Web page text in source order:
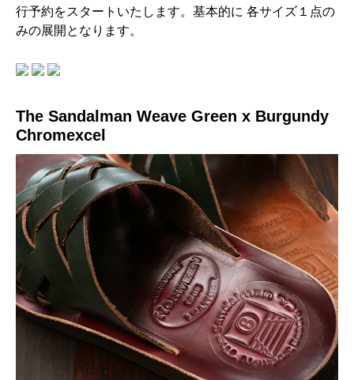
行予約をスタートいたします。基本的に 各サイズ１点の
みの展開となります。
The Sandalman Weave Green x Burgundy
Chromexcel